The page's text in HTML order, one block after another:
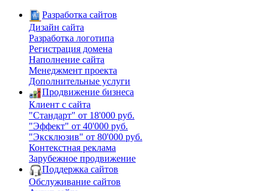
Разработка сайтов
Дизайн сайта
Разработка логотипа
Регистрация домена
Наполнение сайта
Менеджмент проекта
Дополнительные услуги
Продвижение бизнеса
Клиент с сайта
"Стандарт" от 18'000 руб.
"Эффект" от 40'000 руб.
"Эксклюзив" от 80'000 руб.
Контекстная реклама
Зарубежное продвижение
Поддержка сайтов
Обслуживание сайтов